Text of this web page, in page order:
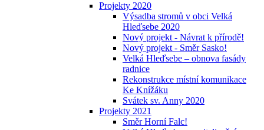
Projekty 2020
Výsadba stromů v obci Velká
Hleďsebe 2020
Nový projekt - Návrat k přírodě!
Nový projekt - Směr Sasko!
Velká Hleďsebe – obnova fasády
radnice
Rekonstrukce místní komunikace
Ke Knížáku
Svátek sv. Anny 2020
Projekty 2021
Směr Horní Falc!